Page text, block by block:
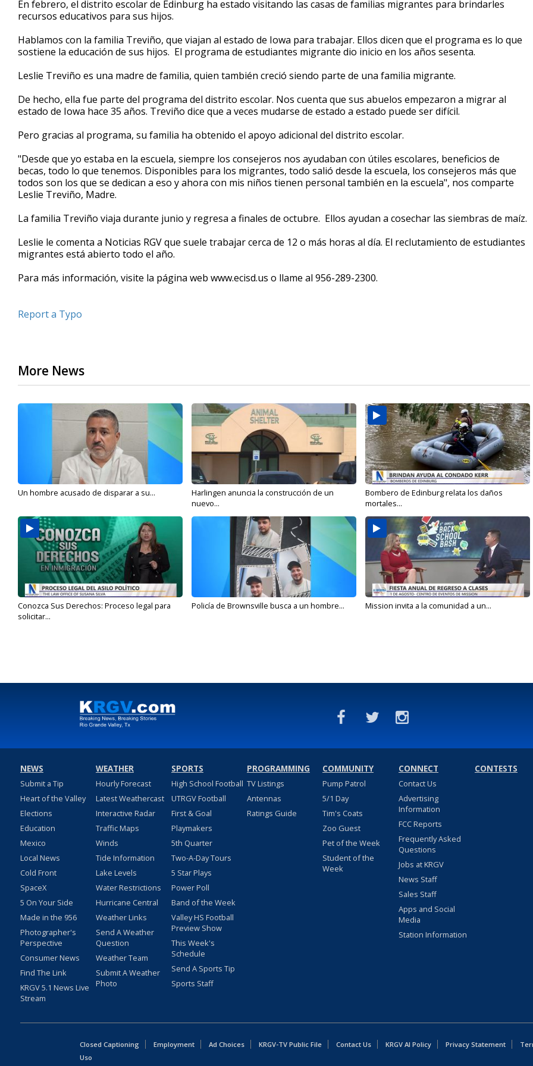
of
1
26
seconds
Volume
90%
En febrero, el distrito escolar de Edinburg ha estado visitando las casas de familias migrantes para brindarles
recursos educativos para sus hijos.
Hablamos con la familia Treviño, que viajan al estado de Iowa para trabajar. Ellos dicen que el programa es lo que
sostiene la educación de sus hijos. El programa de estudiantes migrante dio inicio en los años sesenta.
Leslie Treviño es una madre de familia, quien también creció siendo parte de una familia migrante.
De hecho, ella fue parte del programa del distrito escolar. Nos cuenta que sus abuelos empezaron a migrar al
estado de Iowa hace 35 años. Treviño dice que a veces mudarse de estado a estado puede ser difícil.
Pero gracias al programa, su familia ha obtenido el apoyo adicional del distrito escolar.
"Desde que yo estaba en la escuela, siempre los consejeros nos ayudaban con útiles escolares, beneficios de
becas, todo lo que tenemos. Disponibles para los migrantes, todo salió desde la escuela, los consejeros más que
todos son los que se dedican a eso y ahora con mis niños tienen personal también en la escuela", nos comparte
Leslie Treviño, Madre.
La familia Treviño viaja durante junio y regresa a finales de octubre. Ellos ayudan a cosechar las siembras de maíz.
Leslie le comenta a Noticias RGV que suele trabajar cerca de 12 o más horas al día. El reclutamiento de estudiantes
migrantes está abierto todo el año.
Para más información, visite la página web www.ecisd.us o llame al 956-289-2300.
Report a Typo
More News
Un hombre acusado de disparar a su...
Harlingen anuncia la construcción de un
nuevo...
Bombero de Edinburg relata los daños
mortales...
Conozca Sus Derechos: Proceso legal para
solicitar...
Policía de Brownsville busca a un hombre... Mission invita a la comunidad a un...
NEWS
Submit a Tip
Heart of the Valley
Elections
Education
Mexico
Local News
Cold Front
SpaceX
5 On Your Side
Made in the 956
Photographer's
Perspective
Consumer News
Find The Link
KRGV 5.1 News Live
Stream
WEATHER
Hourly Forecast
Latest Weathercast
Interactive Radar
Traffic Maps
Winds
Tide Information
Lake Levels
Water Restrictions
Hurricane Central
Weather Links
Send A Weather
Question
Weather Team
Submit A Weather
Photo
SPORTS
High School Football
UTRGV Football
First & Goal
Playmakers
5th Quarter
Two-A-Day Tours
5 Star Plays
Power Poll
Band of the Week
Valley HS Football
Preview Show
This Week's
Schedule
Send A Sports Tip
Sports Staff
PROGRAMMING
TV Listings
Antennas
Ratings Guide
COMMUNITY
Pump Patrol
5/1 Day
Tim's Coats
Zoo Guest
Pet of the Week
Student of the
Week
CONNECT
Contact Us
Advertising
Information
FCC Reports
Frequently Asked
Questions
Jobs at KRGV
News Staff
Sales Staff
Apps and Social
Media
Station Information
CONTESTS
Closed Captioning Employment Ad Choices KRGV-TV Public File Contact Us KRGV AI Policy Privacy Statement
Uso